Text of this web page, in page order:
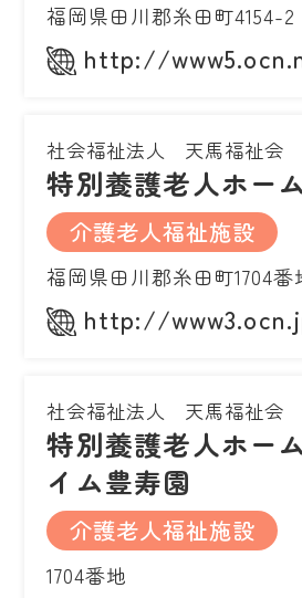
福岡県田川郡糸田町4154-2
http://
社会福祉法人 天馬福祉会
特別養護老人ホー
介護老人福祉施設
福岡県田川郡糸田町1704番
http://
社会福祉法人 天馬福祉会
特別養護老人ホー
イム豊寿園
介護老人福祉施設
1704番地